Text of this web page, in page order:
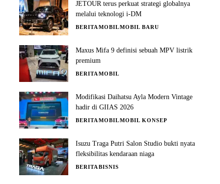
JETOUR terus perkuat strategi globalnya
melalui teknologi i-DM
BERITAMOBILMOBIL BARU
Maxus Mifa 9 definisi sebuah MPV listrik
premium
BERITAMOBIL
Modifikasi Daihatsu Ayla Modern Vintage
hadir di GIIAS 2026
BERITAMOBILMOBIL KONSEP
Isuzu Traga Putri Salon Studio bukti nyata
fleksibilitas kendaraan niaga
BERITABISNIS